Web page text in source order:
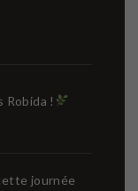
Robida !
journée